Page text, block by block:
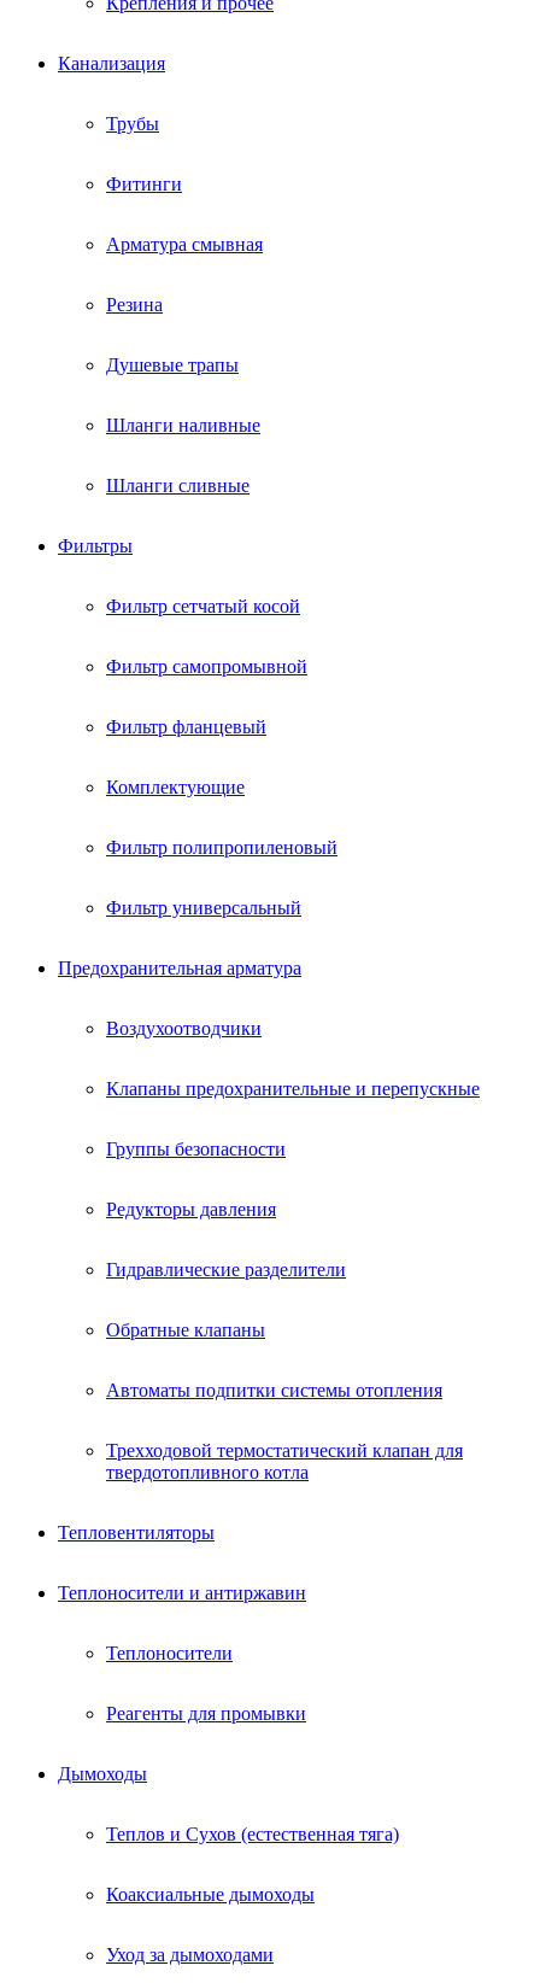
Канализация
Трубы
Фитинги
Арматура смывная
Резина
Душевые трапы
Шланги наливные
Шланги сливные
Фильтры
Фильтр сетчатый косой
Фильтр самопромывной
Фильтр фланцевый
Комплектующие
Фильтр полипропиленовый
Фильтр универсальный
Предохранительная арматура
Воздухоотводчики
Клапаны предохранительные и перепускные
Группы безопасности
Редукторы давления
Гидравлические разделители
Обратные клапаны
Автоматы подпитки системы отопления
Трехходовой термостатический клапан для
твердотопливного котла
Тепловентиляторы
Теплоносители и антиржавин
Теплоносители
Реагенты для промывки
Дымоходы
Теплов и Сухов (естественная тяга)
Коаксиальные дымоходы
Уход за дымоходами